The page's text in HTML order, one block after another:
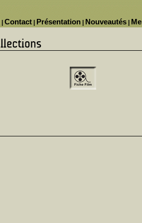
Nouveautés
Présentation
Contact